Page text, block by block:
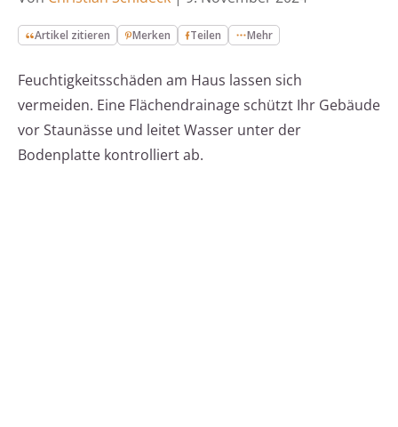
Artikel zitieren Merken Teilen Mehr
Feuchtigkeitsschäden am Haus lassen sich
vermeiden. Eine Flächendrainage schützt Ihr Gebäude
vor Staunässe und leitet Wasser unter der
Bodenplatte kontrolliert ab.